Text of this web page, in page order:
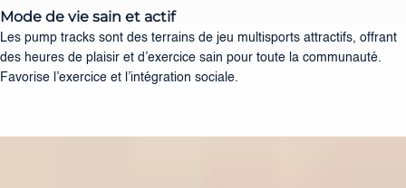
Mode de vie sain et actif
Les pump tracks sont des terrains de jeu multisports attractifs, offrant
des heures de plaisir et d’exercice sain pour toute la communauté.
Favorise l’exercice et l’intégration sociale.